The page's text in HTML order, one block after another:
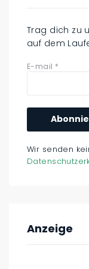
Trag dich zu
auf dem
E-mail *
Wir senden
Anzeige